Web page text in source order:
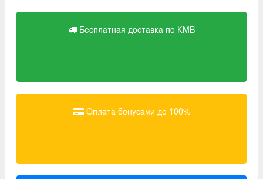
Бесплатная доставка по КМВ
Оплата бонусами до 100%